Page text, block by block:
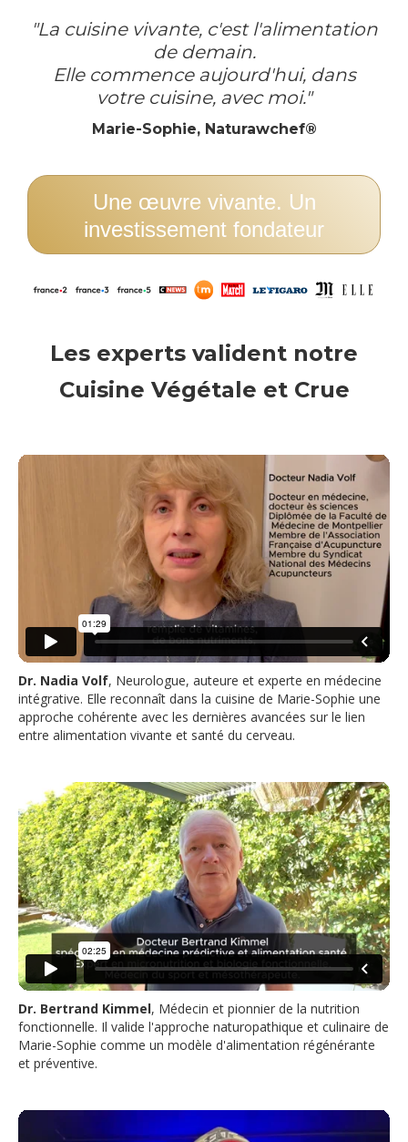
"La cuisine vivante, c'est l'alimentation
de demain.
Elle commence aujourd'hui, dans
votre cuisine, avec moi."
Marie-Sophie, Naturawchef®
Une œuvre vivante. Un
investissement fondateur
Les experts valident notre
Cuisine Végétale et Crue
Dr. Nadia Volf, Neurologue, auteure et experte en médecine
intégrative. Elle reconnaît dans la cuisine de Marie-Sophie une
approche cohérente avec les dernières avancées sur le lien
entre alimentation vivante et santé du cerveau.
Dr. Bertrand Kimmel, Médecin et pionnier de la nutrition
fonctionnelle. Il valide l'approche naturopathique et culinaire de
Marie-Sophie comme un modèle d'alimentation régénérante
et préventive.